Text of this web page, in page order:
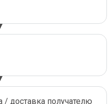
доставка получателю